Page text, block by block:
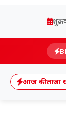
आज की ताजा